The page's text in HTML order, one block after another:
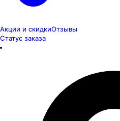
Акции и скидкиОтзывы
Статус заказа